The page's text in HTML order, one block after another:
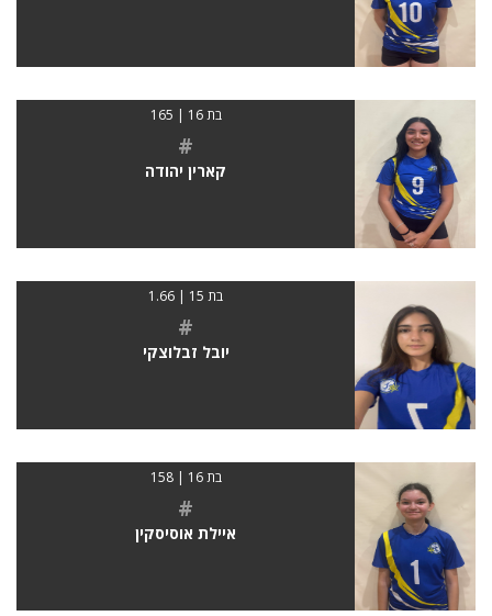
בת 16 | 165
#
קארין יהודה
בת 15 | 1.66
#
יובל זבלוצקי
בת 16 | 158
#
איילת אוסיסקין